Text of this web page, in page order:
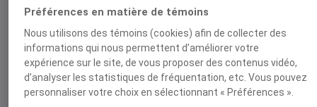
ans” par Olivier Sueur
Ukraine : de quoi l’oubli Yougoslave
est-il le nom ? par Loïc Trégourès
L’invasion de l’Ukraine et l’histoire
militaire par Cédric Mas
La guerre d’Ukraine et le
Préférences en matière de témoins
Nous utilisons des témoins (cookies) afin de collecter des
informations qui nous permettent d’améliorer votre
expérience sur le site, de vous proposer des contenus vidéo,
d’analyser les statistiques de fréquentation, etc. Vous pouvez
personnaliser votre choix en sélectionnant « Préférences ».